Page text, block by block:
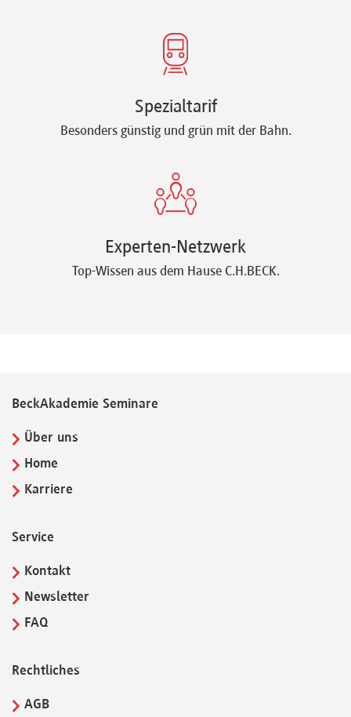
Spezialtarif
Besonders günstig und grün mit der Bahn.
Experten-Netzwerk
Top-Wissen aus dem Hause C.H.BECK.
BeckAkademie Seminare
Über uns
Home
Karriere
Service
Kontakt
Newsletter
FAQ
Rechtliches
AGB